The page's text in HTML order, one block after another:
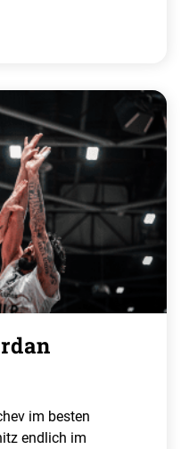
im besten
endlich im